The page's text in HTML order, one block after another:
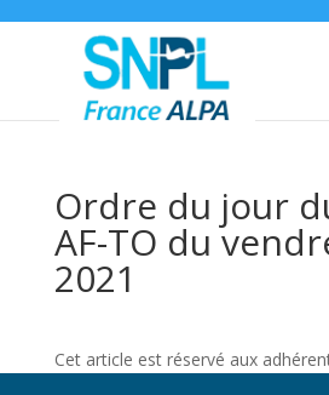
Ordre du jour
AF-TO du
2021
Cet article est réservé aux